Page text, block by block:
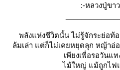
:-หลวงปู่ข
พลังแห่งชีวิตนั้น ไม่รู้จักระย่อท้
ล้มเล่า แต่ก็ไม่เคยหยุดลุก หญ้า
เพียงเพื่อรอวันแ
ไม้ใหญ่ แม้ถูกไฟ